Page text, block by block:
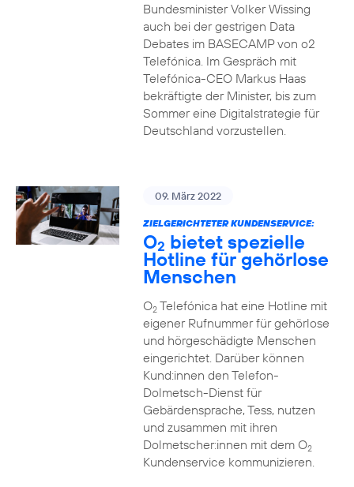
Bundesminister Volker Wissing
auch bei der gestrigen Data
Debates im BASECAMP von o2
Telefónica. Im Gespräch mit
Telefónica-CEO Markus Haas
bekräftigte der Minister, bis zum
Sommer eine Digitalstrategie für
Deutschland vorzustellen.
09. März 2022
ZIELGERICHTETER KUNDENSERVICE:
O2 bietet spezielle
Hotline für gehörlose
Menschen
O2Telefónica hat eine Hotline mit
eigener Rufnummer für gehörlose
und hörgeschädigte Menschen
eingerichtet. Darüber können
Kund:innen den Telefon-
Dolmetsch-Dienst für
Gebärdensprache, Tess, nutzen
und zusammen mit ihren
Dolmetscher:innen mit dem O2
Kundenservice kommunizieren.